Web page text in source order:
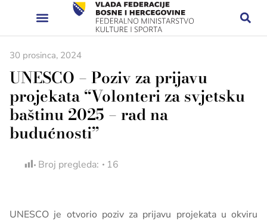
30 prosinca, 2024
UNESCO – Poziv za prijavu
projekata “Volonteri za svjetsku
baštinu 2025 – rad na
budućnosti”
Broj pregleda: 16
UNESCO je otvorio poziv za prijavu projekata u okviru